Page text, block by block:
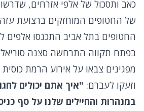
כאב ותסכול של אלפי אזרחים,
של החטופים המוחזקים ברצועת
החטופים בתל אביב התכנסו אלפים
בפתח תקווה התרחשה סצנה
מפגינים צבאו על אירוע הרמת
וזעקו לעברם: "איך אתם יכולים
במנהרות והחיילים שלנו על סף